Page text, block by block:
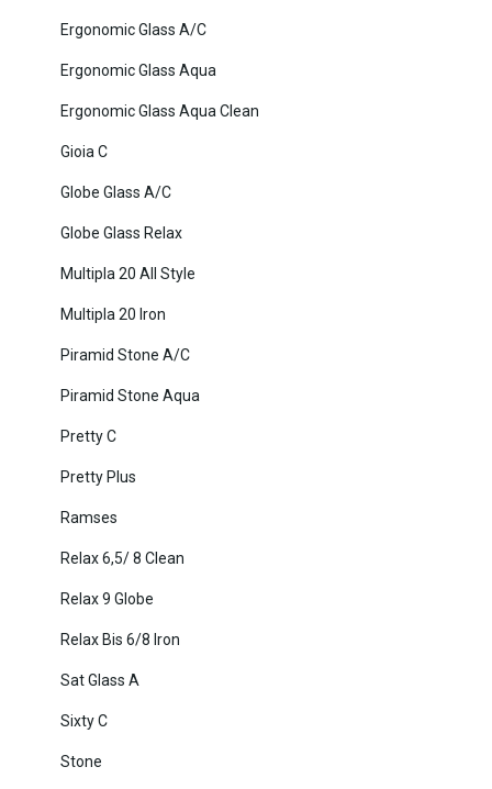
Ergonomic Glass A/C
Ergonomic Glass Aqua
Ergonomic Glass Aqua Clean
Gioia C
Globe Glass A/C
Globe Glass Relax
Multipla 20 All Style
Multipla 20 Iron
Piramid Stone A/C
Piramid Stone Aqua
Pretty C
Pretty Plus
Ramses
Relax 6,5/ 8 Clean
Relax 9 Globe
Relax Bis 6/8 Iron
Sat Glass A
Sixty C
Stone